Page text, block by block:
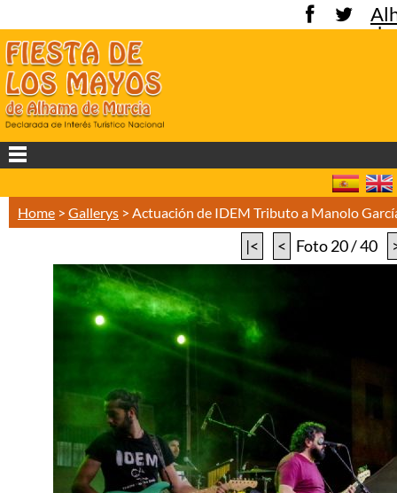
de
Home > Gallerys > Actuación de IDEM Tributo a Manolo
|< < Foto 20 / 40